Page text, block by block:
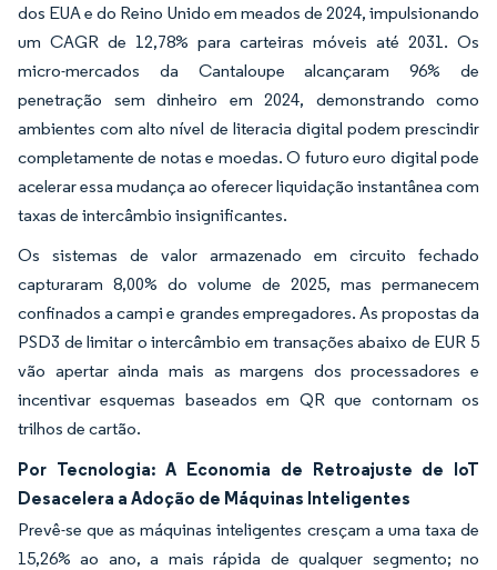
dos EUA e do Reino Unido em meados de 2024, impulsionando
um CAGR de 12,78% para carteiras móveis até 2031. Os
micro-mercados da Cantaloupe alcançaram 96% de
penetração sem dinheiro em 2024, demonstrando como
ambientes com alto nível de literacia digital podem prescindir
completamente de notas e moedas. O futuro euro digital pode
acelerar essa mudança ao oferecer liquidação instantânea com
taxas de intercâmbio insignificantes.
Os sistemas de valor armazenado em circuito fechado
capturaram 8,00% do volume de 2025, mas permanecem
confinados a campi e grandes empregadores. As propostas da
PSD3 de limitar o intercâmbio em transações abaixo de EUR 5
vão apertar ainda mais as margens dos processadores e
incentivar esquemas baseados em QR que contornam os
trilhos de cartão.
Por Tecnologia: A Economia de Retroajuste de IoT
Desacelera a Adoção de Máquinas Inteligentes
Prevê-se que as máquinas inteligentes cresçam a uma taxa de
15,26% ao ano, a mais rápida de qualquer segmento; no